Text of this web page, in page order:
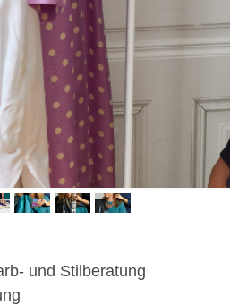
und Stilberatung